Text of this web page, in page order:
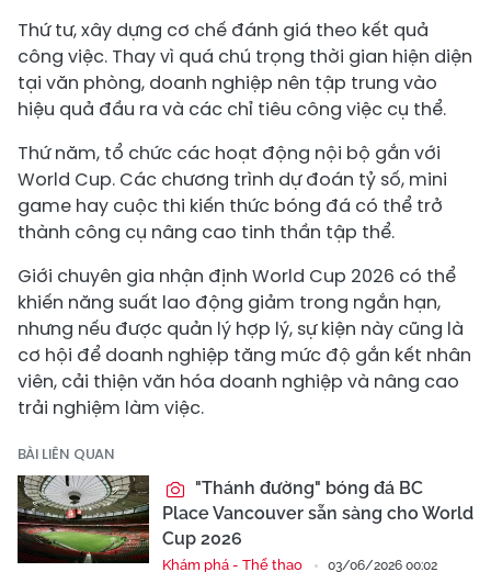
Thứ tư, xây dựng cơ chế đánh giá theo kết quả
công việc. Thay vì quá chú trọng thời gian hiện diện
tại văn phòng, doanh nghiệp nên tập trung vào
hiệu quả đầu ra và các chỉ tiêu công việc cụ thể.
Thứ năm, tổ chức các hoạt động nội bộ gắn với
World Cup. Các chương trình dự đoán tỷ số, mini
game hay cuộc thi kiến thức bóng đá có thể trở
thành công cụ nâng cao tinh thần tập thể.
Giới chuyên gia nhận định World Cup 2026 có thể
khiến năng suất lao động giảm trong ngắn hạn,
nhưng nếu được quản lý hợp lý, sự kiện này cũng là
cơ hội để doanh nghiệp tăng mức độ gắn kết nhân
viên, cải thiện văn hóa doanh nghiệp và nâng cao
trải nghiệm làm việc.
BÀI LIÊN QUAN
"Thánh đường" bóng đá BC
Place Vancouver sẵn sàng cho World
Cup 2026
Khám phá - Thể thao 03/06/2026 00:02